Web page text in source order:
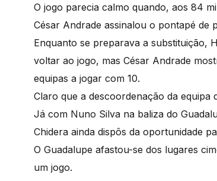
O jogo parecia calmo quando, aos 84
César Andrade assinalou o pontapé de
Enquanto se preparava a substituição,
voltar ao jogo, mas César Andrade
equipas a jogar com 10.
Claro que a descoordenação da
Já com Nuno Silva na baliza do
Chidera ainda dispôs da oportunidade
O Guadalupe afastou-se dos lugares
um jogo.